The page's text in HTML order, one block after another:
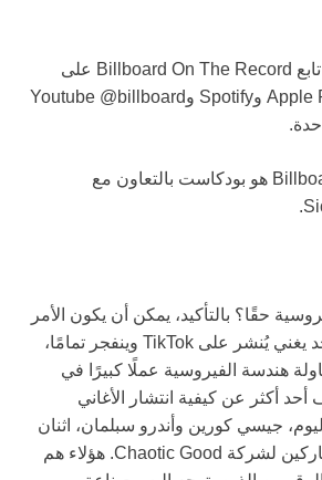
هل تحب ما تسمعه؟ تابع Billboard On The Record على
إنستغرام وApple Podcasts وSpotify وYoutube @billboard
Billboard On The Record هو بودكاست بالتعاون مع
حقًا؟ بالتأكيد، يمكن أن يكون الأمر
بسيطًا مثل فيديو واحد يغني يُنشر على TikTok وينفجر تمامًا،
هندسة الفيروسية عملًا كبيرًا في
أحد أكثر عن كيفية انتشار الأغاني
جيسي كورين وأندرو سبلمان، اثنان
من المؤسسين المشاركين لشركة Chaotic Good. هؤلاء هم